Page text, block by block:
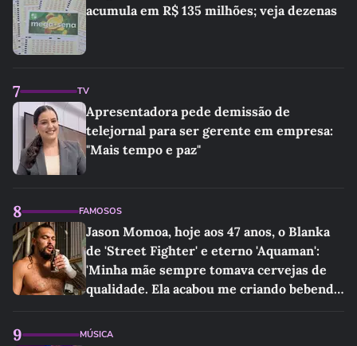
acumula em R$ 135 milhões; veja dezenas
7 TV
Apresentadora pede demissão de
telejornal para ser gerente em empresa:
"Mais tempo e paz"
8 FAMOSOS
Jason Momoa, hoje aos 47 anos, o Blanka
de 'Street Fighter' e eterno 'Aquaman':
'Minha mãe sempre tomava cervejas de
qualidade. Ela acabou me criando bebendo
9 MÚSICA